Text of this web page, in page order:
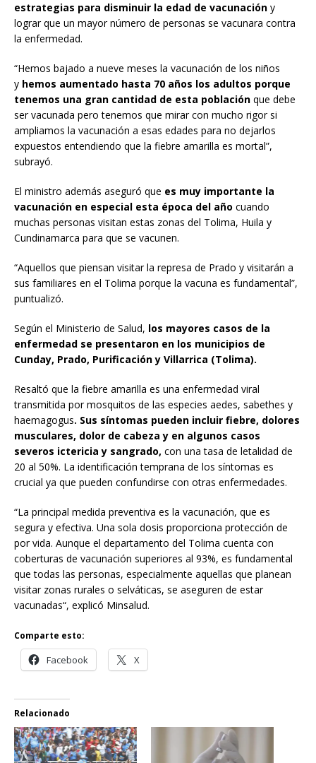
estrategias para disminuir la edad de vacunación y
lograr que un mayor número de personas se vacunara contra
la enfermedad.
“Hemos bajado a nueve meses la vacunación de los niños
y hemos aumentado hasta 70 años los adultos porque
tenemos una gran cantidad de esta población que debe
ser vacunada pero tenemos que mirar con mucho rigor si
ampliamos la vacunación a esas edades para no dejarlos
expuestos entendiendo que la fiebre amarilla es mortal”,
subrayó.
El ministro además aseguró que es muy importante la
vacunación en especial esta época del año cuando
muchas personas visitan estas zonas del Tolima, Huila y
Cundinamarca para que se vacunen.
“Aquellos que piensan visitar la represa de Prado y visitarán a
sus familiares en el Tolima porque la vacuna es fundamental”,
puntualizó.
Según el Ministerio de Salud, los mayores casos de la
enfermedad se presentaron en los municipios de
Cunday, Prado, Purificación y Villarrica (Tolima).
Resaltó que la fiebre amarilla es una enfermedad viral
transmitida por mosquitos de las especies aedes, sabethes y
haemagogus. Sus síntomas pueden incluir fiebre, dolores
musculares, dolor de cabeza y en algunos casos
severos ictericia y sangrado, con una tasa de letalidad de
20 al 50%. La identificación temprana de los síntomas es
crucial ya que pueden confundirse con otras enfermedades.
“La principal medida preventiva es la vacunación, que es
segura y efectiva. Una sola dosis proporciona protección de
por vida. Aunque el departamento del Tolima cuenta con
coberturas de vacunación superiores al 93%, es fundamental
que todas las personas, especialmente aquellas que planean
visitar zonas rurales o selváticas, se aseguren de estar
vacunadas“, explicó Minsalud.
Comparte esto:
Facebook X
Relacionado